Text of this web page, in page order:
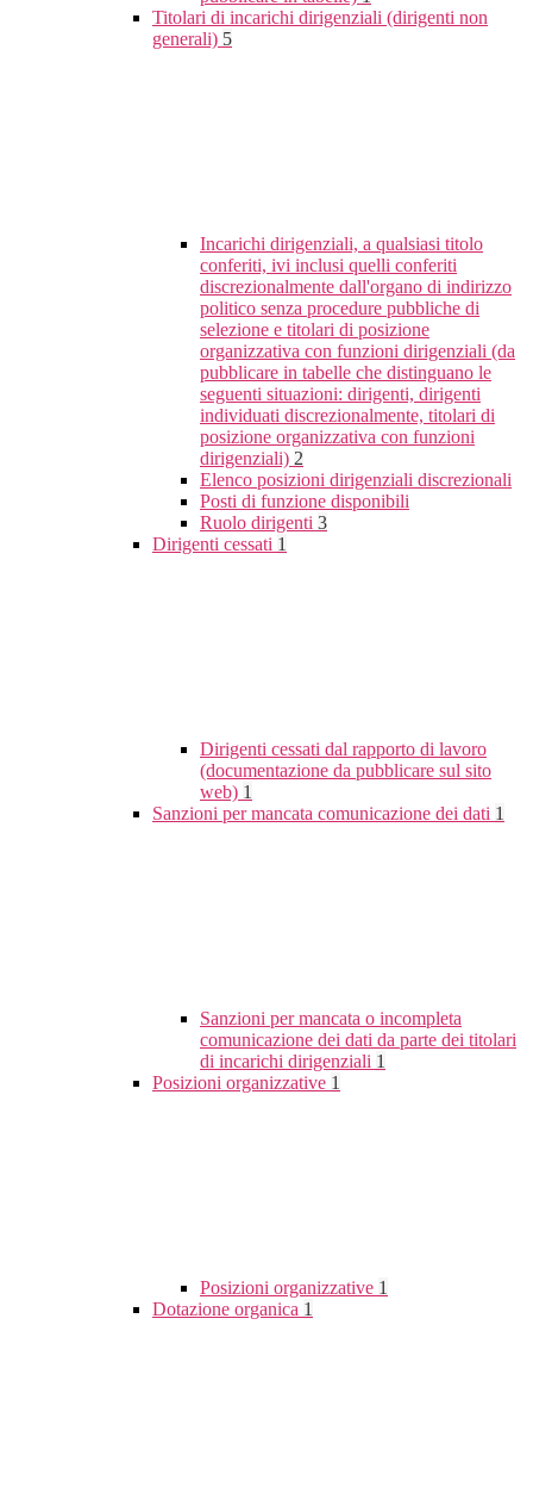
Titolari di incarichi dirigenziali (dirigenti non
generali) 5
Incarichi dirigenziali, a qualsiasi titolo
conferiti, ivi inclusi quelli conferiti
discrezionalmente dall'organo di indirizzo
politico senza procedure pubbliche di
selezione e titolari di posizione
organizzativa con funzioni dirigenziali (da
pubblicare in tabelle che distinguano le
seguenti situazioni: dirigenti, dirigenti
individuati discrezionalmente, titolari di
posizione organizzativa con funzioni
dirigenziali) 2
Elenco posizioni dirigenziali discrezionali
Posti di funzione disponibili
Ruolo dirigenti 3
Dirigenti cessati 1
Dirigenti cessati dal rapporto di lavoro
(documentazione da pubblicare sul sito
web) 1
Sanzioni per mancata comunicazione dei dati 1
Sanzioni per mancata o incompleta
comunicazione dei dati da parte dei titolari
di incarichi dirigenziali 1
Posizioni organizzative 1
Posizioni organizzative 1
Dotazione organica 1